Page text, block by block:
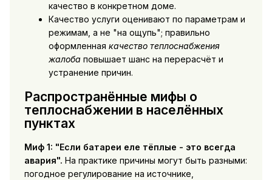
качество в конкретном доме.
Качество услуги оценивают по параметрам и
режимам, а не "на ощупь"; правильно
оформленная качество теплоснабжения
жалоба повышает шанс на перерасчёт и
устранение причин.
Распространённые мифы о
теплоснабжении в населённых
пунктах
Миф 1: "Если батареи еле тёплые - это всегда
авария". На практике причины могут быть разными:
погодное регулирование на источнике,